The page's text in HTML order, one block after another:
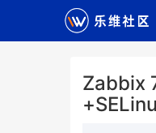
Zabbix